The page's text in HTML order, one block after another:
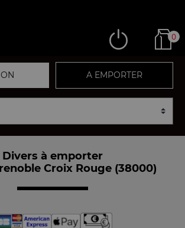
0
A EMPORTER
Divers à emporter
Croix Rouge (38000)